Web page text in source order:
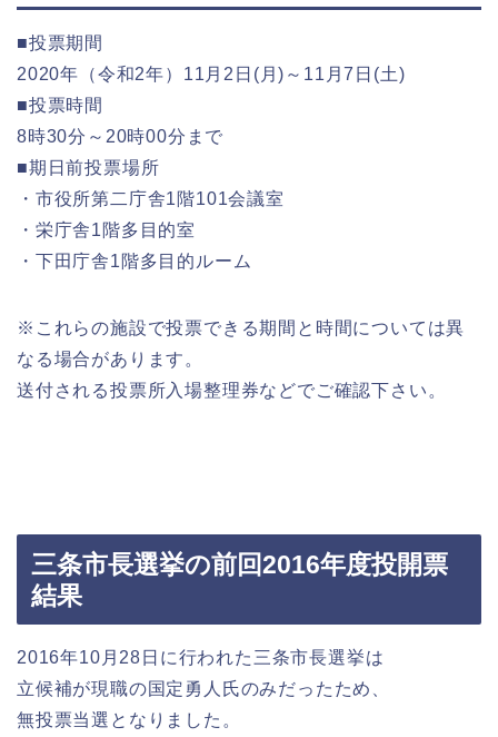
■投票期間
2020年（令和2年）11月2日(月)～11月7日(土)
■投票時間
8時30分～20時00分まで
■期日前投票場所
・市役所第二庁舎1階101会議室
・栄庁舎1階多目的室
・下田庁舎1階多目的ルーム
※これらの施設で投票できる期間と時間については異
なる場合があります。
送付される投票所入場整理券などでご確認下さい。
三条市長選挙の前回2016年度投開票
結果
2016年10月28日に行われた三条市長選挙は
立候補が現職の国定勇人氏のみだったため、
無投票当選となりました。